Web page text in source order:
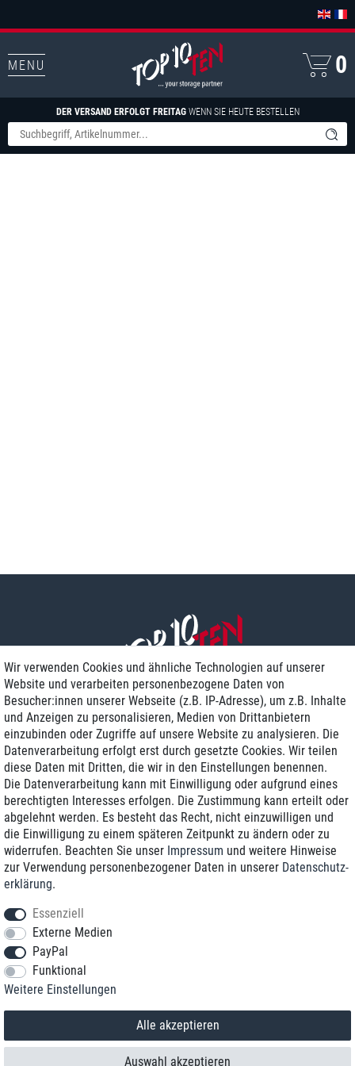
MENU
DER VERSAND ERFOLGT FREITAGWENN SIE HEUTE BESTELLEN
0
Zustellung am nächsten Werktag
Günstiger Versand
Generalüberholt mit Garantie
+49 8989 96160*
*Sie erreichen uns zum Ortstarif von Montag bis Freitag von 9 Uhr - 18 Uhr.
© 2018 TOP TEN Computervertrieb GmbH
Wir verwenden Cookies und ähnliche Technologien auf unserer
Website und verarbeiten personenbezogene Daten von
Besucher:innen unserer Webseite (z.B. IP-Adresse), um z.B. Inhalte
und Anzeigen zu personalisieren, Medien von Drittanbietern
einzubinden oder Zugriffe auf unsere Website zu analysieren. Die
Datenverarbeitung erfolgt erst durch gesetzte Cookies. Wir teilen
diese Daten mit Dritten, die wir in den Einstellungen benennen.
Die Datenverarbeitung kann mit Einwilligung oder aufgrund eines
berechtigten Interesses erfolgen. Die Zustimmung kann erteilt oder
abgelehnt werden. Es besteht das Recht, nicht einzuwilligen und
die Einwilligung zu einem späteren Zeitpunkt zu ändern oder zu
widerrufen. Beachten Sie unser Impressum und weitere Hinweise
zur Verwendung personenbezogener Daten in unserer Daten­schutz­
erklärung.
Essenziell
Externe Medien
PayPal
Funktional
Weitere Einstellungen
Alle akzeptieren
Auswahl akzeptieren